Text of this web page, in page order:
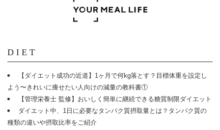
DIET
【ダイエット成功の近道】1ヶ月で何kg落とす？目標体重を設定し
よう〜きれいに痩せたい人向けの減量の教科書①
【管理栄養士 監修】おいしく簡単に継続できる糖質制限ダイエット
ダイエット中、1日に必要なタンパク質摂取量とは？タンパク質の
種類の違いや摂取比率をご紹介